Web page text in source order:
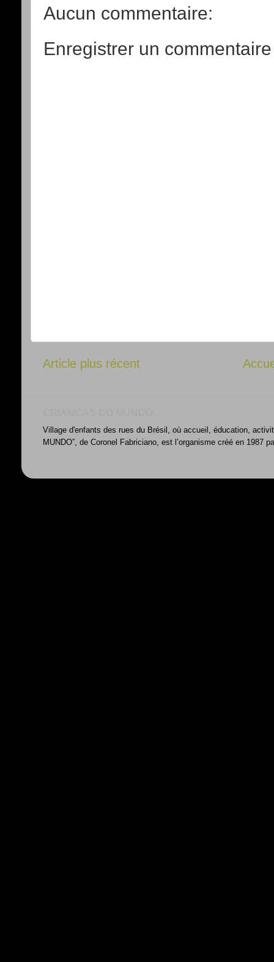
Aucun commentaire:
Enregistrer un commentaire
Article plus récent
Village d'enfants des rues du Brésil, où accueil, éducation,
MUNDO”, de Coronel Fabriciano, est l’organisme créé en